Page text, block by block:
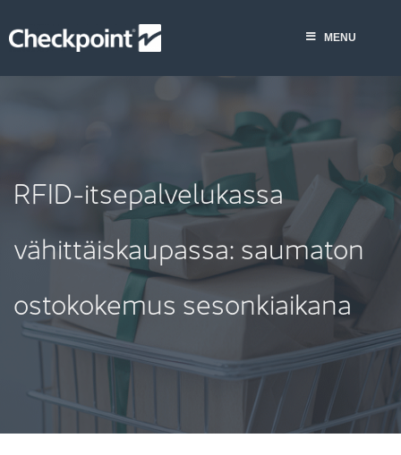
to
MENU
RFID-itsepalvelukassa
vähittäiskaupassa: saumaton
ostokokemus sesonkiaikana